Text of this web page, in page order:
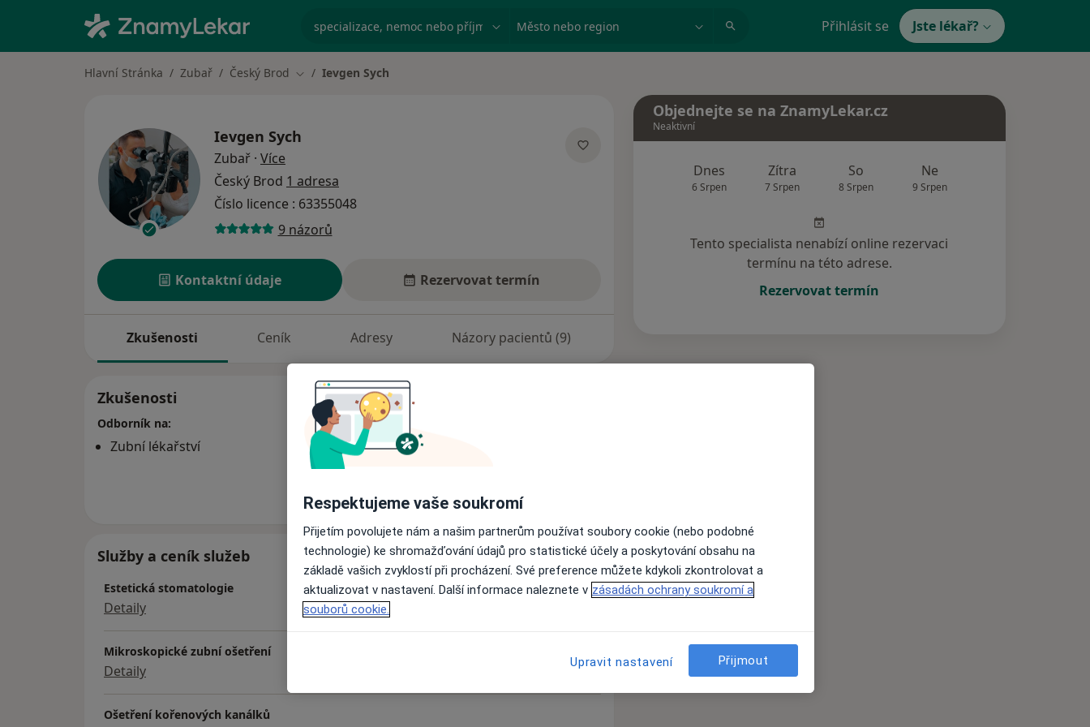
specializace, nemoc nebo příjmení Město nebo region Přihlásit se Jste lékař?
Hlavní Stránka Zubař Český Brod Změna města
Ievgen Sych
Ievgen Sych
Zubař · Více
Český Brod 1 adresa
Číslo licence : 63355048
9 názorů
Kontaktní údaje Rezervovat termín
Zkušenosti Ceník Adresy Názory pacientů (9)
Zkušenosti
Odborník na:
Zubní lékařství
o zkušenostech
Služby a ceník služeb
Estetická stomatologie
Detaily
Mikroskopické zubní ošetření
Detaily
Ošetření kořenových kanálků
Objednejte se na ZnamyLekar.cz
Neaktivní
Dnes
6 Srpen
Zítra
7 Srpen
So
8 Srpen
Ne
9 Srpen
Tento specialista nenabízí online rezervaci
termínu na této adrese.
Rezervovat termín
Respektujeme vaše soukromí
Přijetím povolujete nám a našim partnerům používat soubory cookie (nebo podobné
technologie) ke shromažďování údajů pro statistické účely a poskytování obsahu na
základě vašich zvyklostí při procházení. Své preference můžete kdykoli zkontrolovat a
aktualizovat v nastavení. Další informace naleznete v zásadách ochrany soukromí a
souborů cookie.
Upravit nastavení Přijmout